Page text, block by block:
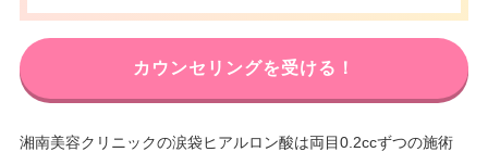
カウンセリングを受ける！
湘南美容クリニックの涙袋ヒアルロン酸は両目0.2ccずつの施術